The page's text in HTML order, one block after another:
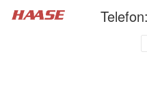
Telefon: